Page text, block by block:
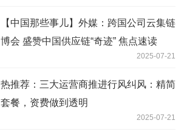
【中国那些事儿】外媒：跨国公司云集链
博会 盛赞中国供应链“奇迹” 焦点速读
2025-07-21
热推荐：三大运营商推进行风纠风：精简
套餐，资费做到透明
2025-07-21